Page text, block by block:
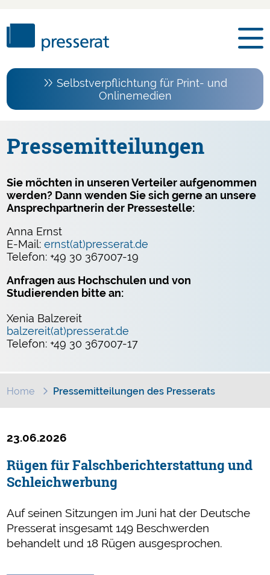
Selbstverpflichtung für Print- und
Onlinemedien
Pressemitteilungen
Sie möchten in unseren Verteiler aufgenommen
werden? Dann wenden Sie sich gerne an unsere
Ansprechpartnerin der Pressestelle:
Anna Ernst
E-Mail:ernst(at)presserat.de
Telefon: +49 30 367007-19
Anfragen aus Hochschulen und von
Studierenden bitte an:
Xenia Balzereit
balzereit(at)presserat.de
Telefon: +49 30 367007-17
Home Pressemitteilungen des Presserats
23.06.2026
Rügen für Falschberichterstattung und
Schleichwerbung
Auf seinen Sitzungen im Juni hat der Deutsche
Presserat insgesamt 149 Beschwerden
behandelt und 18 Rügen ausgesprochen.